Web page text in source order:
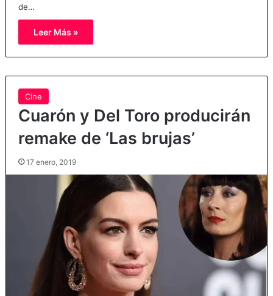
de…
Leer Más »
Cine
Cuarón y Del Toro producirán
remake de ‘Las brujas’
17 enero, 2019